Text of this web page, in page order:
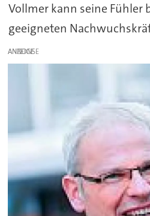
Vollmer kann seine Fühler
geeigneten
ANZEIGE